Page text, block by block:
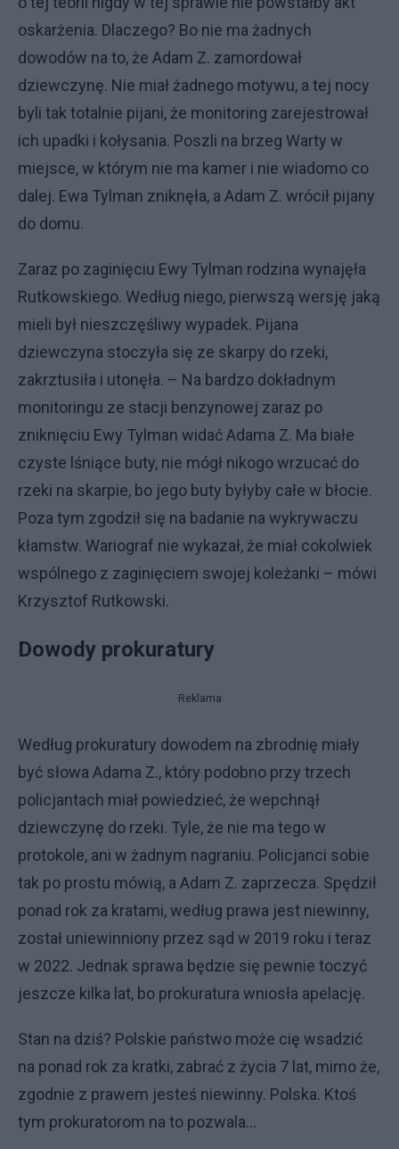
oskarżenia. Dlaczego? Bo nie ma żadnych
dowodów na to, że Adam Z. zamordował
dziewczynę. Nie miał żadnego motywu, a tej nocy
byli tak totalnie pijani, że monitoring zarejestrował
ich upadki i kołysania. Poszli na brzeg Warty w
miejsce, w którym nie ma kamer i nie wiadomo co
dalej. Ewa Tylman zniknęła, a Adam Z. wrócił pijany
do domu.
Zaraz po zaginięciu Ewy Tylman rodzina wynajęła
Rutkowskiego. Według niego, pierwszą wersję jaką
mieli był nieszczęśliwy wypadek. Pijana
dziewczyna stoczyła się ze skarpy do rzeki,
zakrztusiła i utonęła. – Na bardzo dokładnym
monitoringu ze stacji benzynowej zaraz po
zniknięciu Ewy Tylman widać Adama Z. Ma białe
czyste lśniące buty, nie mógł nikogo wrzucać do
rzeki na skarpie, bo jego buty byłyby całe w błocie.
Poza tym zgodził się na badanie na wykrywaczu
kłamstw. Wariograf nie wykazał, że miał cokolwiek
wspólnego z zaginięciem swojej koleżanki – mówi
Krzysztof Rutkowski.
Dowody prokuratury
Reklama
Według prokuratury dowodem na zbrodnię miały
być słowa Adama Z., który podobno przy trzech
policjantach miał powiedzieć, że wepchnął
dziewczynę do rzeki. Tyle, że nie ma tego w
protokole, ani w żadnym nagraniu. Policjanci sobie
tak po prostu mówią, a Adam Z. zaprzecza. Spędził
ponad rok za kratami, według prawa jest niewinny,
został uniewinniony przez sąd w 2019 roku i teraz
w 2022. Jednak sprawa będzie się pewnie toczyć
jeszcze kilka lat, bo prokuratura wniosła apelację.
Stan na dziś? Polskie państwo może cię wsadzić
na ponad rok za kratki, zabrać z życia 7 lat, mimo że,
zgodnie z prawem jesteś niewinny. Polska. Ktoś
tym prokuratorom na to pozwala…